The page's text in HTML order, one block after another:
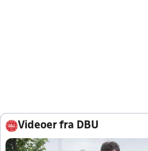
Videoer fra DBU